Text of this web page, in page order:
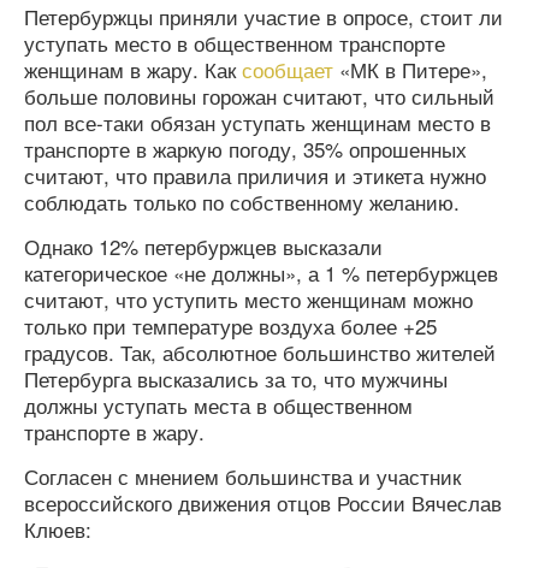
Петербуржцы приняли участие в опросе, стоит ли
уступать место в общественном транспорте
женщинам в жару. Каксообщает «МК в Питере»,
больше половины горожан считают, что сильный
пол все-таки обязан уступать женщинам место в
транспорте в жаркую погоду, 35% опрошенных
считают, что правила приличия и этикета нужно
соблюдать только по собственному желанию.
Однако 12% петербуржцев высказали
категорическое «не должны», а 1 % петербуржцев
считают, что уступить место женщинам можно
только при температуре воздуха более +25
градусов. Так, абсолютное большинство жителей
Петербурга высказались за то, что мужчины
должны уступать места в общественном
транспорте в жару.
Согласен с мнением большинства и участник
всероссийского движения отцов России Вячеслав
Клюев: